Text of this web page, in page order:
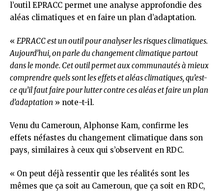
l’outil EPRACC permet une analyse approfondie des
aléas climatiques et en faire un plan d’adaptation.
« EPRACC est un outil pour analyser les risques climatiques.
Aujourd’hui, on parle du changement climatique partout
dans le monde. Cet outil permet aux communautés à mieux
comprendre quels sont les effets et aléas climatiques, qu’est-
ce qu’il faut faire pour lutter contre ces aléas et faire un plan
d’adaptation » note-t-il.
Venu du Cameroun, Alphonse Kam, confirme les
effets néfastes du changement climatique dans son
pays, similaires à ceux qui s’observent en RDC.
« On peut déjà ressentir que les réalités sont les
mêmes que ça soit au Cameroun, que ça soit en RDC,